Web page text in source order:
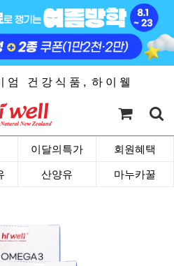
엄 건 강 식 품 , 하 이 웰
이달의특가 회원혜택
산양유 마누카꿀